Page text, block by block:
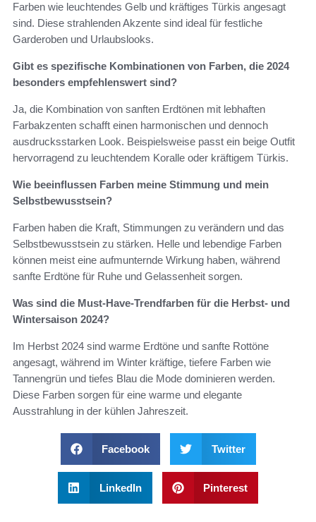
Farben wie leuchtendes Gelb und kräftiges Türkis angesagt
sind. Diese strahlenden Akzente sind ideal für festliche
Garderoben und Urlaubslooks.
Gibt es spezifische Kombinationen von Farben, die 2024
besonders empfehlenswert sind?
Ja, die Kombination von sanften Erdtönen mit lebhaften
Farbakzenten schafft einen harmonischen und dennoch
ausdrucksstarken Look. Beispielsweise passt ein beige Outfit
hervorragend zu leuchtendem Koralle oder kräftigem Türkis.
Wie beeinflussen Farben meine Stimmung und mein
Selbstbewusstsein?
Farben haben die Kraft, Stimmungen zu verändern und das
Selbstbewusstsein zu stärken. Helle und lebendige Farben
können meist eine aufmunternde Wirkung haben, während
sanfte Erdtöne für Ruhe und Gelassenheit sorgen.
Was sind die Must-Have-Trendfarben für die Herbst- und
Wintersaison 2024?
Im Herbst 2024 sind warme Erdtöne und sanfte Rottöne
angesagt, während im Winter kräftige, tiefere Farben wie
Tannengrün und tiefes Blau die Mode dominieren werden.
Diese Farben sorgen für eine warme und elegante
Ausstrahlung in der kühlen Jahreszeit.
Facebook Twitter
LinkedIn Pinterest